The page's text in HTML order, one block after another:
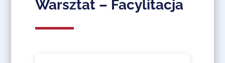
Warsztat – Facylitacja